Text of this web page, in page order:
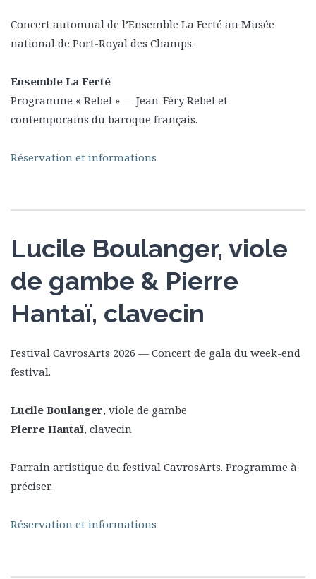
Concert automnal de l’Ensemble La Ferté au Musée
national de Port-Royal des Champs.
Ensemble La Ferté
Programme « Rebel » — Jean-Féry Rebel et
contemporains du baroque français.
Réservation et informations
Lucile Boulanger, viole
de gambe & Pierre
Hantaï, clavecin
Festival CavrosArts 2026 — Concert de gala du week-end
festival.
Lucile Boulanger, viole de gambe
Pierre Hantaï, clavecin
Parrain artistique du festival CavrosArts. Programme à
préciser.
Réservation et informations